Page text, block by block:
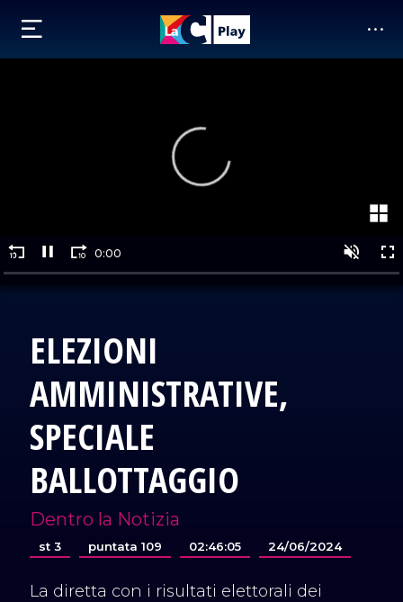
ELEZIONI
AMMINISTRATIVE,
SPECIALE
BALLOTTAGGIO
Dentro la Notizia
st 3 puntata 109 02:46:05 24/06/2024
La diretta con i risultati elettorali dei